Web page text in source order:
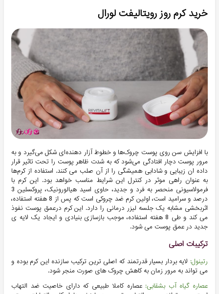
خرید کرم روز رویتالیفت لورال
با افزایش سن روی پوست چروک‌ها و خطوط آزار دهنده‌ای شکل می‌گیرد و به
مرور پوست دچار افتادگی ‌می‌شود که به شدت ظاهر پوست را تحت تاثیر قرار
داده ان زیبایی و شادابی همیشگی را از آن صلب می کنند. استفاده از کرم‌ها
به عنوان راهی موثر در کنترل این شرایط مناسب خواهد بود. این کرم با
فرمولاسیونی منحصر به فرد و جدید، حاوی اسید هیالورونیک، پروکسلین 3
درصد و سرامید است، اولین کرم ضد چروکی است که پس از 8 هفته استفاده،
اثربخشی مشابه یک جلسه لیزر درمانی را دارد. این کرم درعمق پوست نفوذ
می کند و طی 8 هفته استفاده، موجب بازسازی بنیادی و ایجاد یک لایه ی
جدید در عمق پوست می شود.
ترکیبات اصلی
رتینول: لایه بردار بسیار قدرتمند که اصلی ترین ترکیب سازنده این کرم بوده و
می تواند به مرور زمان به کاهش چروک های صورت منجر شود.
عصاره گیاه آب بشقابی: عصاره کاملا طبیعی که دارای خاصیت ضد التهاب